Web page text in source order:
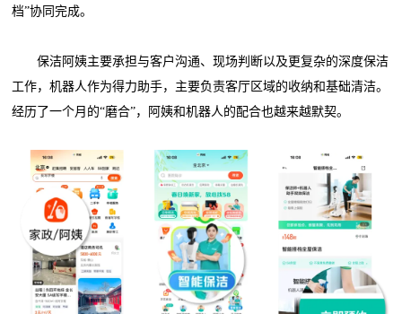
档”协同完成。
保洁阿姨主要承担与客户沟通、现场判断以及更复杂的深度保洁
工作，机器人作为得力助手，主要负责客厅区域的收纳和基础清洁。
经历了一个月的“磨合”，阿姨和机器人的配合也越来越默契。